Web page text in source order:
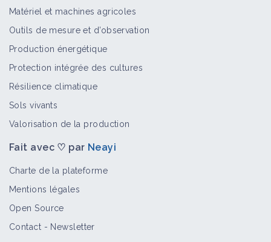
Maîtriser l'enherbement en vigne
grâce au rotavator inter-rang
Retour d'expérience
Adventices annuelles
Matériel et machines agricoles
Outils de mesure et d’observation
Production énergétique
Protection intégrée des cultures
Résilience climatique
Sols vivants
Valorisation de la production
Fait avec ♡ par Neayi
Charte de la plateforme
Mentions légales
Open Source
Contact - Newsletter